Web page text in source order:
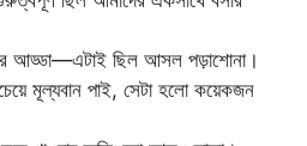
আড্ডা—এটাই ছিল আসল পড়াশোনা।
মূল্যবান পাই, সেটা হলো কয়েকজন